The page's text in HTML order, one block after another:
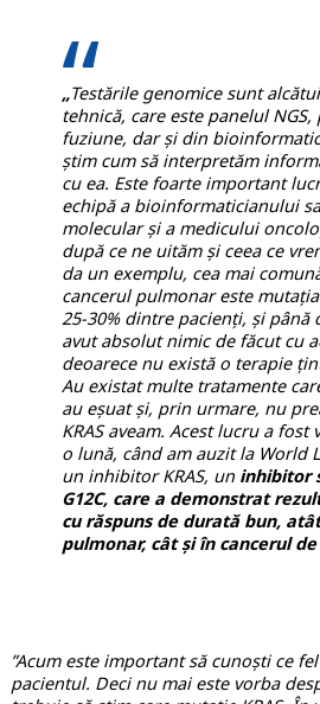
„Testările genomice sunt
tehnică, care este panelul NGS,
fuziune, dar și din
știm cum să interpretăm
cu ea. Este foarte important
echipă a bioinformaticianului
molecular și a medicului
după ce ne uităm și ceea ce
da un exemplu, cea mai
cancerul pulmonar este mutația
25-30% dintre pacienți, și până
avut absolut nimic de făcut cu
deoarece nu există o terapie
Au existat multe tratamente
au eșuat și, prin urmare, nu
KRAS aveam. Acest lucru a fost
o lună, când am auzit la World
un inhibitor KRAS, un inhibitor
G12C, care a demonstrat
cu răspuns de durată bun,
pulmonar, cât și în cancerul
”Acum este important să cunoști ce
pacientul. Deci nu mai este vorba